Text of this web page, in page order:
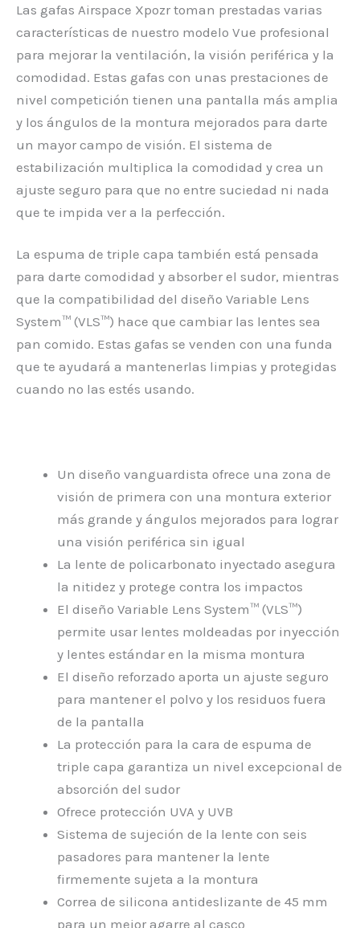
Las gafas Airspace Xpozr toman prestadas varias
características de nuestro modelo Vue profesional
para mejorar la ventilación, la visión periférica y la
comodidad. Estas gafas con unas prestaciones de
nivel competición tienen una pantalla más amplia
y los ángulos de la montura mejorados para darte
un mayor campo de visión. El sistema de
estabilización multiplica la comodidad y crea un
ajuste seguro para que no entre suciedad ni nada
que te impida ver a la perfección.
La espuma de triple capa también está pensada
para darte comodidad y absorber el sudor, mientras
que la compatibilidad del diseño Variable Lens
System™ (VLS™) hace que cambiar las lentes sea
pan comido. Estas gafas se venden con una funda
que te ayudará a mantenerlas limpias y protegidas
cuando no las estés usando.
Un diseño vanguardista ofrece una zona de
visión de primera con una montura exterior
más grande y ángulos mejorados para lograr
una visión periférica sin igual
La lente de policarbonato inyectado asegura
la nitidez y protege contra los impactos
El diseño Variable Lens System™ (VLS™)
permite usar lentes moldeadas por inyección
y lentes estándar en la misma montura
El diseño reforzado aporta un ajuste seguro
para mantener el polvo y los residuos fuera
de la pantalla
La protección para la cara de espuma de
triple capa garantiza un nivel excepcional de
absorción del sudor
Ofrece protección UVA y UVB
Sistema de sujeción de la lente con seis
pasadores para mantener la lente
firmemente sujeta a la montura
Correa de silicona antideslizante de 45 mm
para un mejor agarre al casco